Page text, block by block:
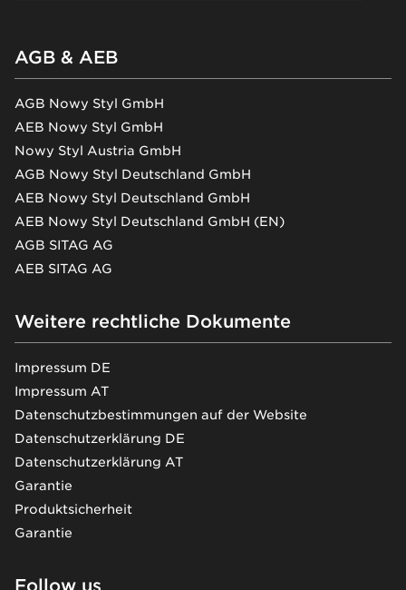
AGB & AEB
AGB Nowy Styl GmbH
AEB Nowy Styl GmbH
Nowy Styl Austria GmbH
AGB Nowy Styl Deutschland GmbH
AEB Nowy Styl Deutschland GmbH
AEB Nowy Styl Deutschland GmbH (EN)
AGB SITAG AG
AEB SITAG AG
Weitere rechtliche Dokumente
Impressum DE
Impressum AT
Datenschutzbestimmungen auf der Website
Datenschutzerklärung DE
Datenschutzerklärung AT
Garantie
Produktsicherheit
Garantie
Follow us